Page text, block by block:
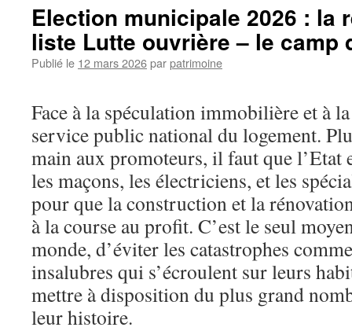
Election municipale 2026 : la
liste Lutte ouvrière – le camp
Publié le 12 mars 2026parpatrimoine
Face à la spéculation immobilière et à
service public national du logement.
main aux promoteurs, il faut que l’Etat
les maçons, les électriciens, et les
pour que la construction et la
à la course au profit. C’est le seul
monde, d’éviter les catastrophes
insalubres qui s’écroulent sur leurs
mettre à disposition du plus grand
leur histoire.